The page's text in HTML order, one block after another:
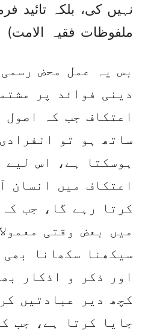
نہیں کی، بلکہ تائید
ملفوظات فقیہ الامت)
بس یہ عمل محض رسمی
دینی فوائد پر
اعتکاف جب کہ
ساتھ ہو تو
ہوسکتا ہے، اس لیے
اعتکاف میں انسان
کرتا رہے گا، جب
میں بعض وقتی
سیکھنا سکھانا
اور ذکر و اذکار
کچھ دیر عبادتیں
جایا کرتا ہے، جب